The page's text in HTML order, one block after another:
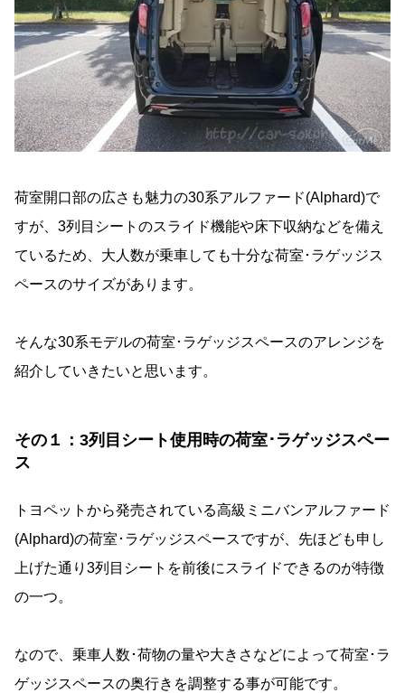
荷室開口部の広さも魅力の30系アルファード(Alphard)で
すが、3列目シートのスライド機能や床下収納などを備え
ているため、大人数が乗車しても十分な荷室･ラゲッジス
ペースのサイズがあります。
そんな30系モデルの荷室･ラゲッジスペースのアレンジを
紹介していきたいと思います。
その１：3列目シート使用時の荷室･ラゲッジスペー
ス
トヨペットから発売されている高級ミニバンアルファード
(Alphard)の荷室･ラゲッジスペースですが、先ほども申し
上げた通り3列目シートを前後にスライドできるのが特徴
の一つ。
なので、乗車人数･荷物の量や大きさなどによって荷室･ラ
ゲッジスペースの奥行きを調整する事が可能です。